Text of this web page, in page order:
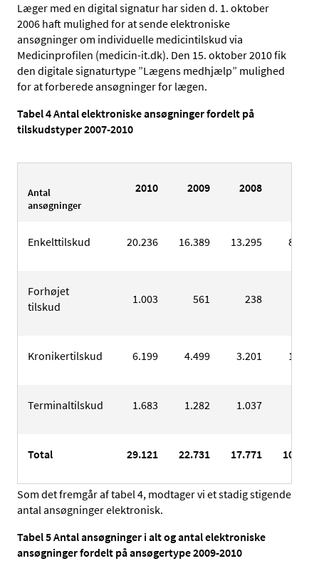
Læger med en digital signatur har siden d. 1. oktober
2006 haft mulighed for at sende elektroniske
ansøgninger om individuelle medicintilskud via
Medicinprofilen (medicin-it.dk). Den 15. oktober 2010 fik
den digitale signaturtype ”Lægens medhjælp” mulighed
for at forberede ansøgninger for lægen.
Tabel 4 Antal elektroniske ansøgninger fordelt på
tilskudstyper 2007-2010
Antal
ansøgninger
2010 2009 2008
Enkelttilskud 20.236 16.389 13.295 8.375
Forhøjet
tilskud
1.003 561 238
Kronikertilskud 6.199 4.499 3.201 1.472
Terminaltilskud 1.683 1.282 1.037
Total 29.121 22.731 17.771 10.788
Som det fremgår af tabel 4, modtager vi et stadig stigende
antal ansøgninger elektronisk.
Tabel 5 Antal ansøgninger i alt og antal elektroniske
ansøgninger fordelt på ansøgertype 2009-2010